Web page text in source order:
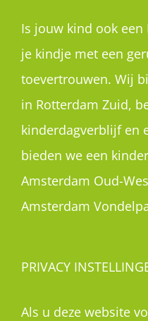
Is jouw kind ook een
je kindje met een
toevertrouwen. Wij
in Rotterdam Zuid,
kinderdagverblijf en
bieden we een
Amsterdam Oud-
Amsterdam
PRIVACY
Als u deze website